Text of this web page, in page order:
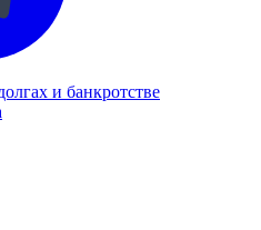
и банкротстве